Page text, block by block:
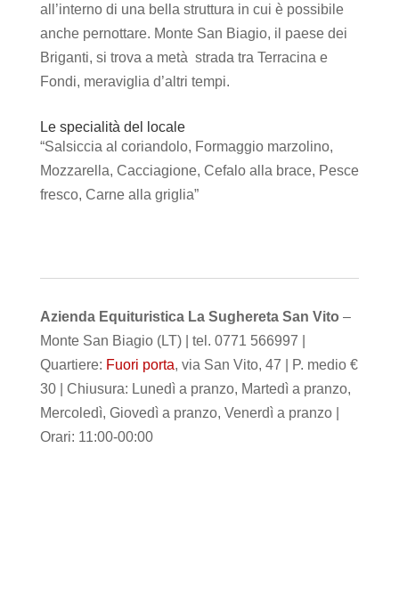
all’interno di una bella struttura in cui è possibile
anche pernottare. Monte San Biagio, il paese dei
Briganti, si trova a metà strada tra Terracina e
Fondi, meraviglia d’altri tempi.
Le specialità del locale
“Salsiccia al coriandolo, Formaggio marzolino,
Mozzarella, Cacciagione, Cefalo alla brace, Pesce
fresco, Carne alla griglia”
Azienda Equituristica La Sughereta San Vito –
Monte San Biagio (LT) | tel. 0771 566997 |
Quartiere: Fuori porta, via San Vito, 47 | P. medio €
30 | Chiusura: Lunedì a pranzo, Martedì a pranzo,
Mercoledì, Giovedì a pranzo, Venerdì a pranzo |
Orari: 11:00-00:00